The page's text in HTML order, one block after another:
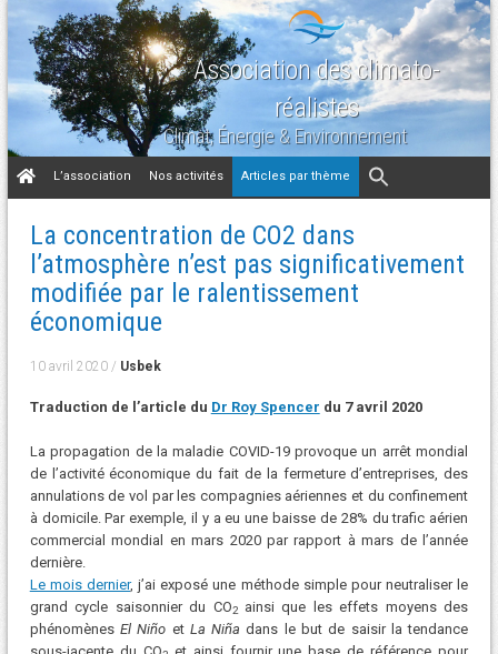
Association des climato-
réalistes
Climat, Énergie & Environnement
Aller
au
L’association Nos activités Articles par thème
La concentration de CO2 dans
l’atmosphère n’est pas significativement
modifiée par le ralentissement
économique
10 avril 2020/ Usbek
Traduction de l’article du Dr Roy Spencer du 7 avril 2020
La propagation de la maladie COVID-19 provoque un arrêt mondial
de l’activité économique du fait de la fermeture d’entreprises, des
annulations de vol par les compagnies aériennes et du confinement
à domicile. Par exemple, il y a eu une baisse de 28% du trafic aérien
commercial mondial en mars 2020 par rapport à mars de l’année
dernière.
Le mois dernier, j’ai exposé une méthode simple pour neutraliser le
grand cycle saisonnier du CO2ainsi que les effets moyens des
phénomènesEl Niño et La Niña dans le but de saisir la tendance